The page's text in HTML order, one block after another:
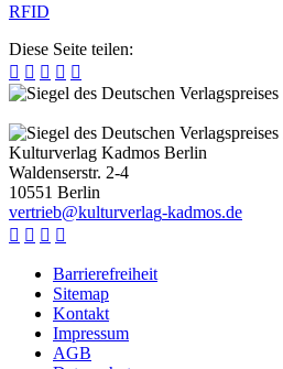
RFID
Diese Seite teilen:
    
Kulturverlag Kadmos Berlin
Waldenserstr. 2-4
10551 Berlin
vertrieb@kulturverlag-kadmos.de
   
Barrierefreiheit
Sitemap
Kontakt
Impressum
AGB